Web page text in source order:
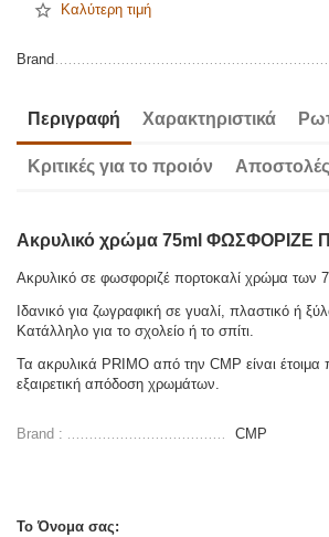
Καλύτερη τιμή
Brand
Περιγραφή Χαρακτηριστικά
Κριτικές για το προιόν
Ακρυλικό χρώμα 75ml ΦΩΣΦΟΡΙΖΕ
Aκρυλικό σε φωσφοριζέ πορτοκαλί χρώμα των
Ιδανικό για ζωγραφική σε γυαλί, πλαστικό ή
Κατάλληλο για το σχολείο ή το σπίτι.
Τα ακρυλικά PRIMO από την CMP είναι έτοιμα
εξαιρετική απόδοση χρωμάτων.
Brand : CMP
Το Όνομα σας: